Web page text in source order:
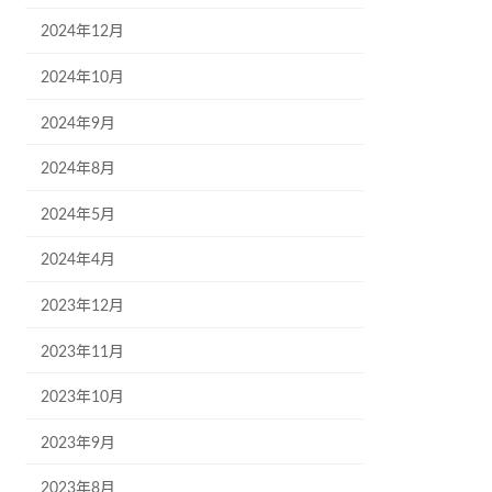
2024年12月
2024年10月
2024年9月
2024年8月
2024年5月
2024年4月
2023年12月
2023年11月
2023年10月
2023年9月